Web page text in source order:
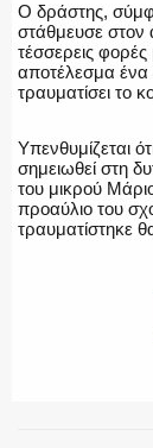
Ο δράστης,
στάθμευσε στον
τέσσερεις
αποτέλεσμα ένα
τραυματίσει το
Υπενθυμίζεται
σημειωθεί στη
του μικρού
προαύλιο του
τραυματίστηκε